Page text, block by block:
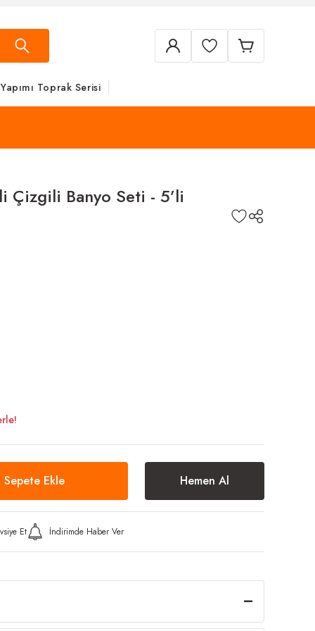
Toprak Serisi
Çizgili Banyo Seti - 5’li
Sepete Ekle Hemen Al
Et İndirimde Haber Ver